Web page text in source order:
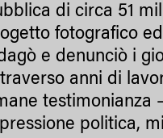
di circa 51
fotografico
e denunciò i
anni di
testimonianza
politica,